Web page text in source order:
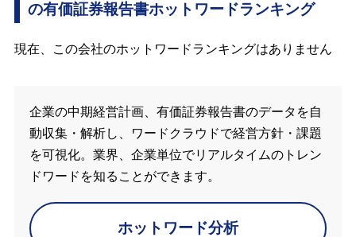
の有価証券報告書ホットワードランキング
現在、この会社のホットワードランキングはありません
企業の中期経営計画、有価証券報告書のデータを自
動収集・解析し、ワードクラウドで経営方針・課題
を可視化。業界、企業単位でリアルタイムのトレン
ドワードを知ることができます。
ホットワード分析